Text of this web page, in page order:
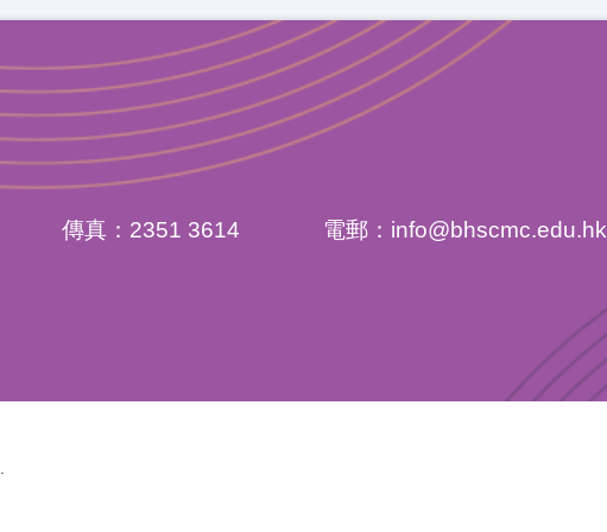
傳真：2351 3614 電郵： info@bhscmc.edu.hk